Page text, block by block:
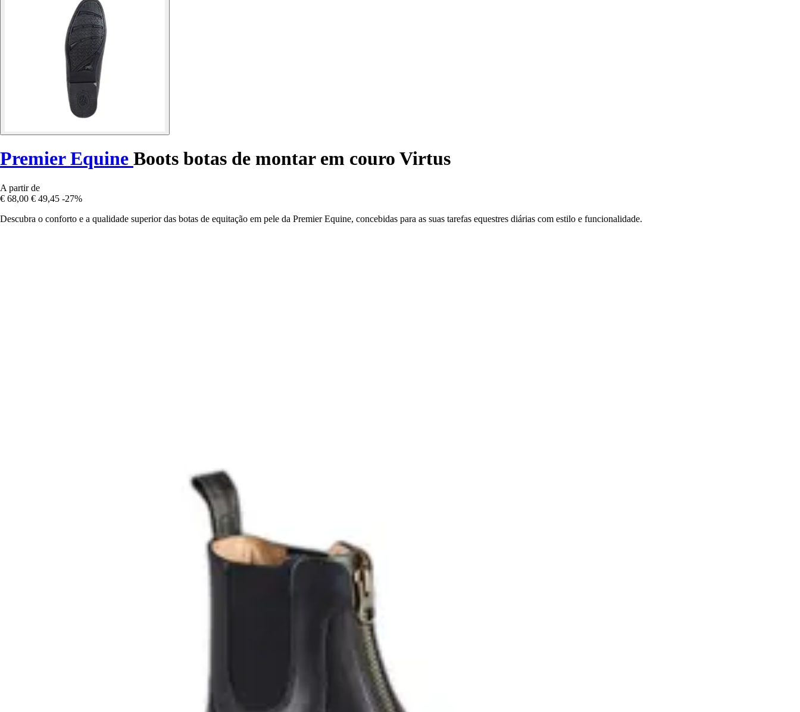
Premier Equine Boots botas de montar em couro Virtus
A partir de
€ 68,00 € 49,45 -27%
Descubra o conforto e a qualidade superior das botas de equitação em pele da Premier Equine, concebidas para as suas tarefas equestres diárias com estilo e funcionalidade.